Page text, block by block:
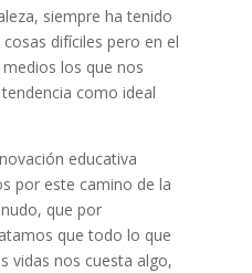
siempre ha tenido
difíciles pero en el
los que nos
como ideal
educativa
por este camino de la
que por
que todo lo que
vidas nos cuesta algo,